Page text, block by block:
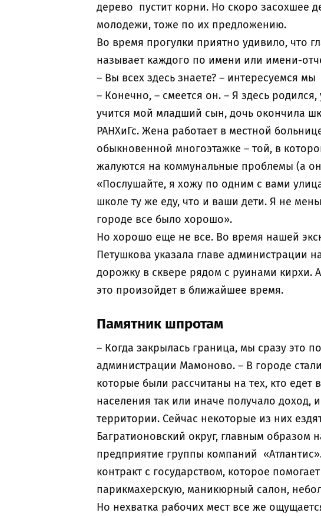
дерево пустит корни. Но скоро засохшее
молодежи, тоже по их предложению.
Во время прогулки приятно удивило, что
называет каждого по имени или имени-
– Вы всех здесь знаете? – интересуемся мы
– Конечно, – смеется он. – Я здесь
учится мой младший сын, дочь окончила
РАНХиГс. Жена работает в местной
обыкновенной многоэтажке – той, в
жалуются на коммунальные проблемы (а
«Послушайте, я хожу по одним с вами
школе ту же еду, что и ваши дети. Я не
городе все было хорошо».
Но хорошо еще не все. Во время нашей
Петушкова указала главе администрации
дорожку в сквере рядом с руинами кирхи.
это произойдет в ближайшее время.
Памятник шпротам
– Когда закрылась граница, мы сразу это
администрации Мамоново. – В городе
которые были рассчитаны на тех, кто едет
населения так или иначе получало доход,
территории. Сейчас некоторые из них
Багратионовский округ, главным
предприятие группы компаний
контракт с государством, которое
парикмахерскую, маникюрный салон,
Но нехватка рабочих мест все же